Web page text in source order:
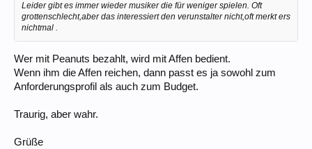
Leider gibt es immer wieder musiker die für weniger spielen. Oft
grottenschlecht,aber das interessiert den verunstalter nicht,oft merkt ers
nichtmal .
Wer mit Peanuts bezahlt, wird mit Affen bedient.
Wenn ihm die Affen reichen, dann passt es ja sowohl zum
Anforderungsprofil als auch zum Budget.
Traurig, aber wahr.
Grüße